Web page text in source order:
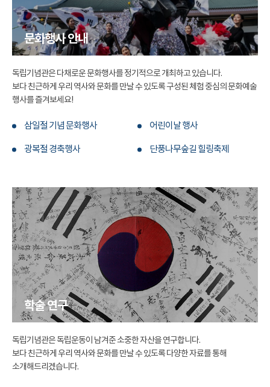
문화행사 안내
독립기념관은 다채로운 문화행사를 정기적으로 개최하고 있습니다.
보다 친근하게 우리 역사와 문화를 만날 수 있도록 구성된 체험 중심의 문화예술
행사를 즐겨보세요!
삼일절 기념 문화행사 어린이날 행사
광복절 경축행사 단풍나무숲길 힐링축제
학술 연구
독립기념관은 독립운동이 남겨준 소중한 자산을 연구합니다.
보다 친근하게 우리 역사와 문화를 만날 수 있도록 다양한 자료를 통해
소개해드리겠습니다.